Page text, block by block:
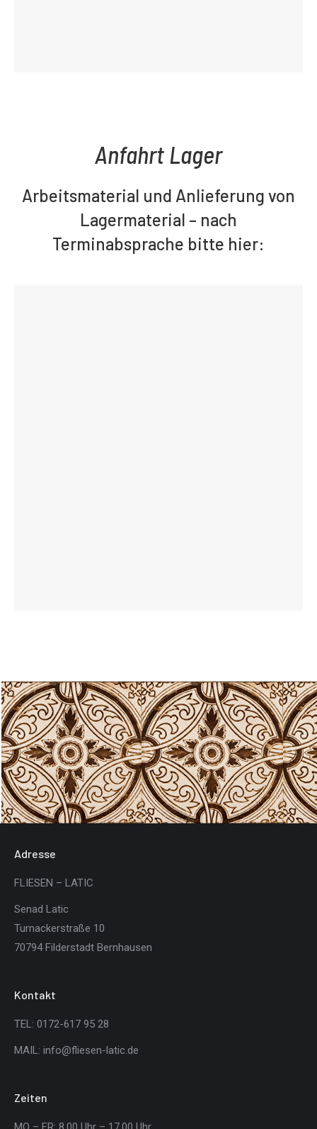
Anfahrt Lager
Arbeitsmaterial und Anlieferung von
Lagermaterial – nach
Terminabsprache bitte hier:
Adresse
FLIESEN – LATIC
Senad Latic
Turnackerstraße 10
70794 Filderstadt Bernhausen
Kontakt
TEL: 0172-617 95 28
MAIL: info@fliesen-latic.de
Zeiten